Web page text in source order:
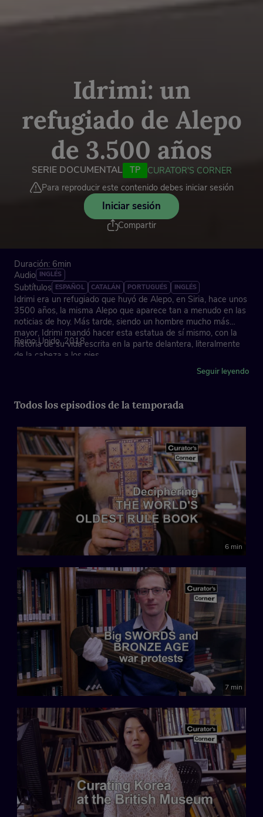
Idrimi: un
refugiado de Alepo
de 3.500 años
SERIE DOCUMENTAL TP
CURATOR'S CORNER
Para reproducir este contenido debes iniciar sesión
Iniciar sesión
Compartir
Duración: 6min
Audio INGLÉS
Subtítulos ESPAÑOL CATALÁN PORTUGUÉS INGLÉS
Idrimi era un refugiado que huyó de Alepo, en Siria, hace unos
3500 años, la misma Alepo que aparece tan a menudo en las
noticias de hoy. Más tarde, siendo un hombre mucho más
mayor, Idrimi mandó hacer esta estatua de sí mismo, con la
historia de su vida escrita en la parte delantera, literalmente
de la cabeza a los pies.
Esta extraordinaria historia está grabada en la escritura
primeras (y más interesantes) autobiografías políticas que se
han encontrado.
Creado por: The Trustees of the British Museum
Reino Unido, 2018
Seguir leyendo
Todos los episodios de la temporada
6 min
7 min